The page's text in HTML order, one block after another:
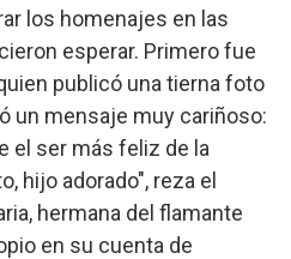
los homenajes en las
esperar. Primero fue
publicó una tierna foto
un mensaje muy cariñoso:
el ser más feliz de la
hijo adorado", reza el
hermana del flamante
en su cuenta de